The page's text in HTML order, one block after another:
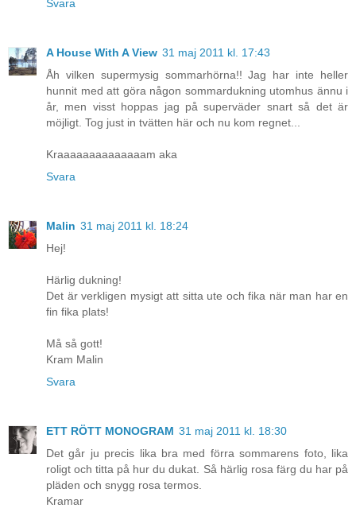
Svara
A House With A View 31 maj 2011 kl. 17:43
Åh vilken supermysig sommarhörna!! Jag har inte heller
hunnit med att göra någon sommardukning utomhus ännu i
år, men visst hoppas jag på superväder snart så det är
möjligt. Tog just in tvätten här och nu kom regnet...
Kraaaaaaaaaaaaaam aka
Svara
Malin 31 maj 2011 kl. 18:24
Hej!
Härlig dukning!
Det är verkligen mysigt att sitta ute och fika när man har en
fin fika plats!
Må så gott!
Kram Malin
Svara
ETT RÖTT MONOGRAM 31 maj 2011 kl. 18:30
Det går ju precis lika bra med förra sommarens foto, lika
roligt och titta på hur du dukat. Så härlig rosa färg du har på
pläden och snygg rosa termos.
Kramar